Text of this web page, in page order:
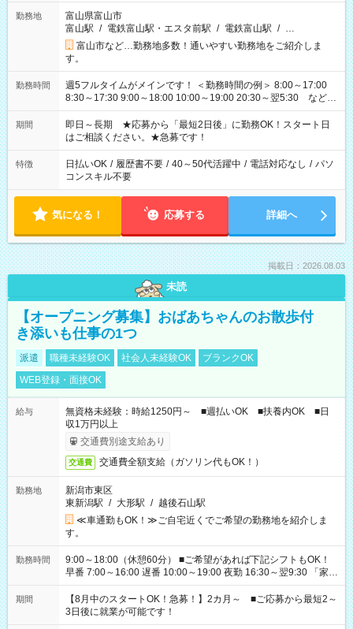
勤務地
富山県富山市
富山駅 / 電鉄富山駅・エスタ前駅 / 電鉄富山駅 / …
富山市など…勤務地多数！通いやすい勤務地をご紹介しま
す。
勤務時間
週5フルタイムがメインです！ ＜勤務時間の例＞ 8:00～17:00
8:30～17:30 9:00～18:00 10:00～19:00 20:30～翌5:30 など ★
その他にも勤務時間多数！ 日勤のみ、残業なし、交替制など
ご希望を教えてください！
期間
即日～長期 ★応募から「最短2日後」に勤務OK！スタート日
はご相談ください。★急募です！
特徴 日払いOK / 履歴書不要 / 40～50代活躍中 / 電話対応なし / パソ
コンスキル不要
気になる！ 応募する 詳細へ
掲載日：2026.08.03
未読
【オープニング募集】おばあちゃんのお散歩付
き添いも仕事の1つ
派遣 職種未経験OK 社会人未経験OK
ブランクOK
WEB登録・面接OK
給与
無資格未経験：時給1250円～ ■週払いOK ■扶養内OK ■日
収1万円以上
交通費別途支給あり
交通費 交通費全額支給（ガソリン代もOK！）
勤務地
新潟市東区
東新潟駅 / 大形駅 / 越後石山駅
≪車通勤もOK！≫ご自宅近くでご希望の勤務地を紹介しま
す。
勤務時間
9:00～18:00（休憩60分） ■ご希望があれば下記シフトもOK！
早番 7:00～16:00 遅番 10:00～19:00 夜勤 16:30～翌9:30 「家族
と休みを合わせたい」 「余裕を持って夕飯の準備がしたい」
「できれば残業はしたくない」 など、ご希望を教えてください
ね。 ※Wワーク希望の方へ 今ご覧のお仕事で希望する勤務時間
と、もう1つのお仕事の勤務時間。 合計で週40時間を超える場
期間
【8月中のスタートOK！急募！】2カ月～ ■ご応募から最短2～
3日後に就業が可能です！